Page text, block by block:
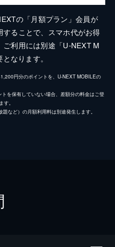
の「月額プラン」会員が
ることで、スマホ代がお得
利用には別途「U-NEXT M
なります。
円分のポイントを、U-NEXT MOBILEの
を保有していない場合、差額分の料金はご登
。
など）の月額利用料は別途発生します。